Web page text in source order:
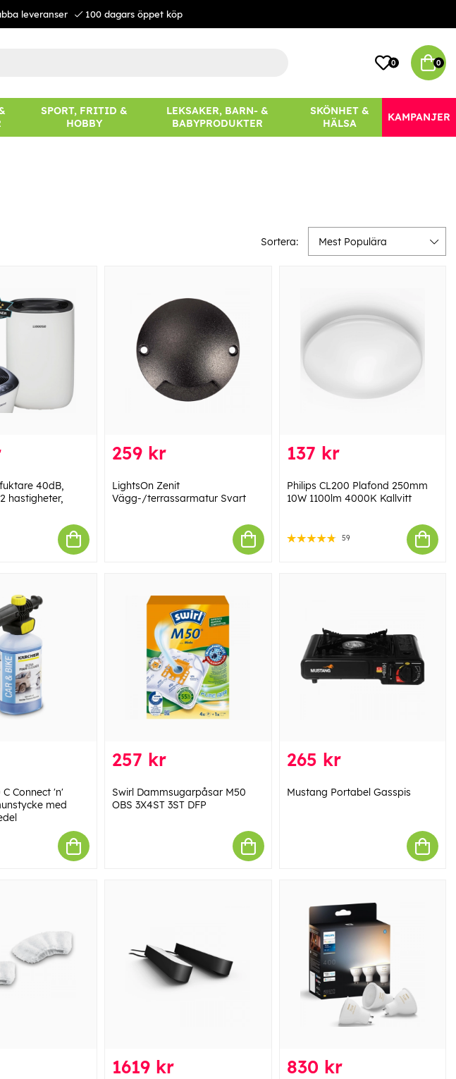
leveranser 100 dagars öppet köp
0 0
SPORT, FRITID &
HOBBY
LEKSAKER, BARN- &
BABYPRODUKTER
SKÖNHET &
HÄLSA
KAMPANJER
Sortera: Mest Populära
40dB,
hastigheter,
259 kr
LightsOn Zenit
Vägg-/terrassarmatur Svart
137 kr
Philips CL200 Plafond 250mm
10W 1100lm 4000K Kallvitt
59
C Connect 'n'
med
257 kr
Swirl Dammsugarpåsar M50
OBS 3X4ST 3ST DFP
265 kr
Mustang Portabel Gasspis
1619 kr 830 kr